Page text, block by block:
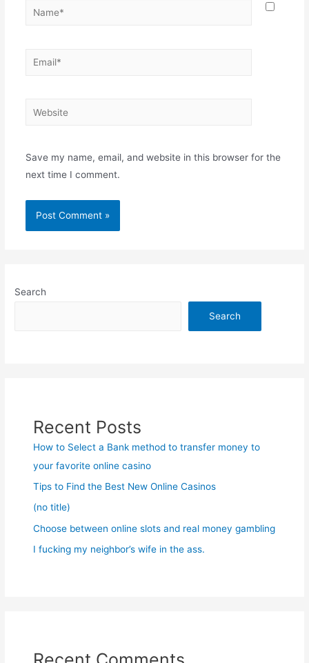
Name*
Email*
Website
Save my name, email, and website in this browser for the
next time I comment.
Search
Search
Recent Posts
How to Select a Bank method to transfer money to
your favorite online casino
Tips to Find the Best New Online Casinos
(no title)
Choose between online slots and real money gambling
I fucking my neighbor’s wife in the ass.